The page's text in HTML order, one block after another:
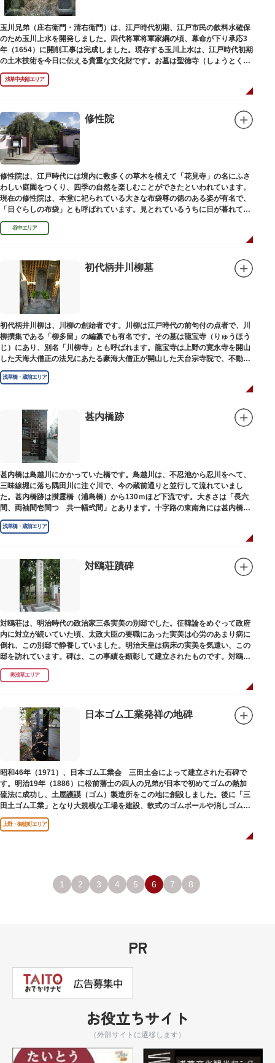
玉川兄弟（庄右衛門・清右衛門）は、江戸時代初期、江戸市民の飲料水確保
のため玉川上水を開発しました。四代将軍将軍家綱の頃、幕命が下り承応3
年（1654）に開削工事は完成しました。現存する玉川上水は、江戸時代初期
の土木技術を今日に伝える貴重な文化財です。お墓は聖徳寺（しょうとく
じ）にあります。
浅草中央部エリア
修性院
修性院は、江戸時代には境内に数多くの草木を植えて「花見寺」の名にふさ
わしい庭園をつくり、四季の自然を楽しむことができたといわれています。
現在の修性院は、本堂に祀られている大きな布袋尊の徳のある姿が有名で、
「日ぐらしの布袋」とも呼ばれています。見とれているうちに日が暮れてし
まった、という言い伝えです。
谷中エリア
初代柄井川柳墓
初代柄井川柳は、川柳の創始者です。川柳は江戸時代の前句付の点者で、川
柳撰集である「柳多留」の編纂でも有名です。その墓は龍宝寺（りゅうほう
じ）にあり、別名「川柳寺」とも呼ばれます。龍宝寺は上野の寛永寺を開山
した天海大僧正の法兄にあたる豪海大僧正が開山した天台宗寺院で、不動明
王の梵字を刻んだ板碑が境内に残っています。
浅草橋・蔵前エリア
甚内橋跡
甚内橋は鳥越川にかかっていた橋です。鳥越川は、不忍池から忍川をへて、
三味線堀に落ち隅田川に注ぐ川で、今の蔵前通りと並行して流れていまし
た。甚内橋跡は攅霊橋（浦島橋）から130ｍほど下流です。大きさは「長六
間、両袖間壱間つゞ共一幅弐間」とあります。十字路の東南角には甚内橋跡
の石碑があります。
浅草橋・蔵前エリア
対鴎荘蹟碑
対鴎荘は、明治時代の政治家三条実美の別邸でした。征韓論をめぐって政府
内に対立が続いていた頃、太政大臣の要職にあった実美は心労のあまり病に
倒れ、この別邸で静養していました。明治天皇は病床の実美を気遣い、この
邸を訪れています。碑は、この事績を顕彰して建立されたものです。対鴎荘
は、多摩市連光寺に移築されました。
奥浅草エリア
日本ゴム工業発祥の地碑
昭和46年（1971）、日本ゴム工業会 三田土会によって建立された石碑で
す。明治19年（1886）に松前藩士の四人の兄弟が日本で初めてゴムの熱加
硫法に成功し、土屋護謨（ゴム）製造所をこの地に創設しました。後に「三
田土ゴム工業」となり大規模な工場を建設、軟式のゴムボールや消しゴムな
ど新しいゴム製品を次々に開発しました。
上野・御徒町エリア
1 2 3 4 5 6 7 8
PR
お役立ちサイト
（外部サイトに遷移します）